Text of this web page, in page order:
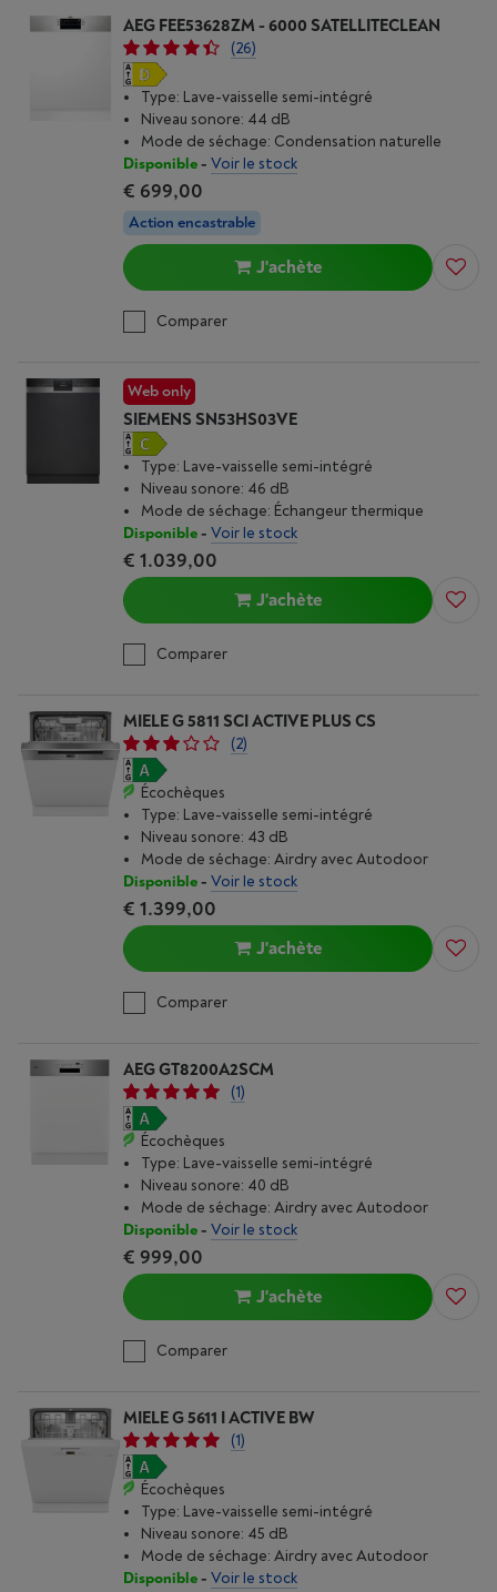
AEG FEE53628ZM - 6000 SATELLITECLEAN
(26)
Type: Lave-vaisselle semi-intégré
Niveau sonore: 44 dB
Mode de séchage: Condensation naturelle
Disponible- Voir le stock
€ 699,00
Action encastrable
J'achète
Comparer
Web only
SIEMENS SN53HS03VE
Type: Lave-vaisselle semi-intégré
Niveau sonore: 46 dB
Mode de séchage: Échangeur thermique
Disponible- Voir le stock
€ 1.039,00
J'achète
Comparer
MIELE G 5811 SCI ACTIVE PLUS CS
(2)
Écochèques
Type: Lave-vaisselle semi-intégré
Niveau sonore: 43 dB
Mode de séchage: Airdry avec Autodoor
Disponible- Voir le stock
€ 1.399,00
J'achète
Comparer
AEG GT8200A2SCM
(1)
Écochèques
Type: Lave-vaisselle semi-intégré
Niveau sonore: 40 dB
Mode de séchage: Airdry avec Autodoor
Disponible- Voir le stock
€ 999,00
J'achète
Comparer
MIELE G 5611 I ACTIVE BW
(1)
Écochèques
Type: Lave-vaisselle semi-intégré
Niveau sonore: 45 dB
Mode de séchage: Airdry avec Autodoor
Disponible- Voir le stock